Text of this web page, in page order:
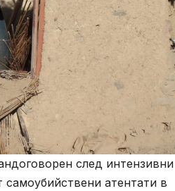
след интензивни
атентати в